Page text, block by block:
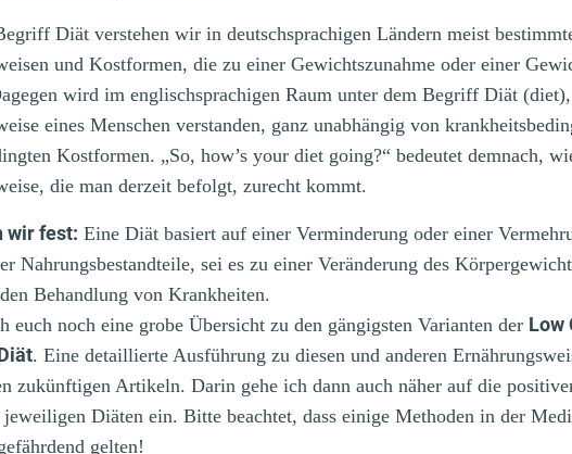
Diät verstehen wir in deutschsprachigen Ländern meist
und Kostformen, die zu einer Gewichtszunahme oder einer
wird im englischsprachigen Raum unter dem Begriff Diät
eines Menschen verstanden, ganz unabhängig von
Kostformen. „So, how’s your diet going?“ bedeutet demnach,
die man derzeit befolgt, zurecht kommt.
wir fest: Eine Diät basiert auf einer Verminderung oder einer
Nahrungsbestandteile, sei es zu einer Veränderung des
Behandlung von Krankheiten.
euch noch eine grobe Übersicht zu den gängigsten Varianten der Low
. Eine detaillierte Ausführung zu diesen und anderen
zukünftigen Artikeln. Darin gehe ich dann auch näher auf die
jeweiligen Diäten ein. Bitte beachtet, dass einige Methoden in der
gelten!